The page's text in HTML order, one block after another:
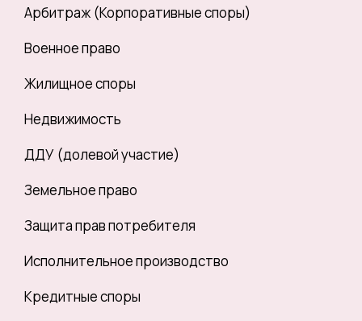
Арбитраж (Корпоративные споры)
Военное право
Жилищное споры
Недвижимость
ДДУ (долевой участие)
Земельное право
Защита прав потребителя
Исполнительное производство
Кредитные споры